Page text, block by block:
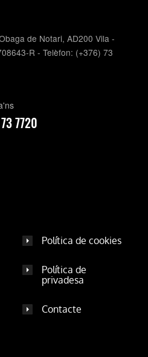
de Notari, AD200 Vila -
R - Telèfon: (+376) 73
7720
Política de cookies
Política de
privadesa
Contacte